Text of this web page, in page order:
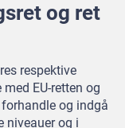
og ret
respektive
EU-retten og
og indgå
niveauer og i